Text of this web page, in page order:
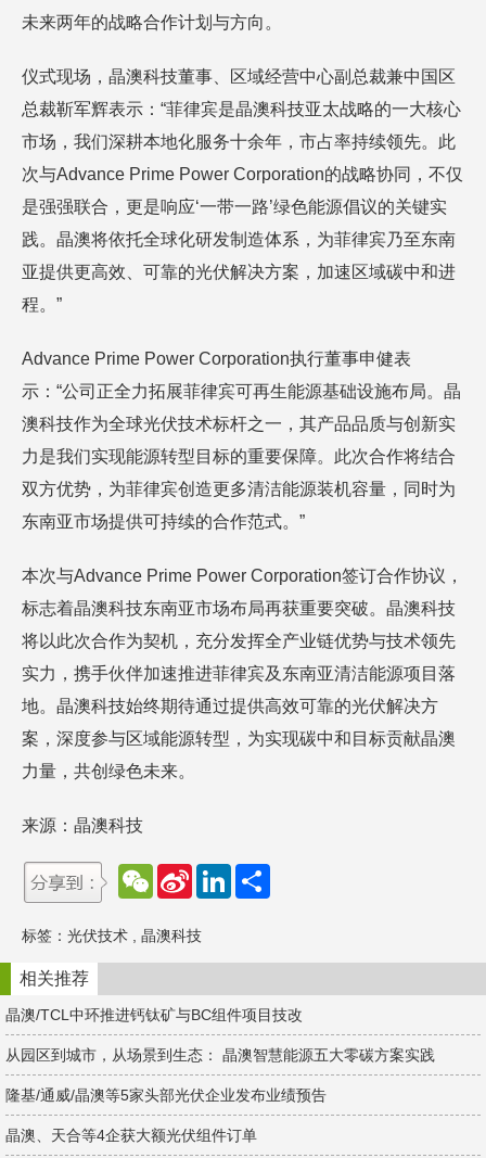
未来两年的战略合作计划与方向。
仪式现场，晶澳科技董事、区域经营中心副总裁兼中国区
总裁靳军辉表示：“菲律宾是晶澳科技亚太战略的一大核心
市场，我们深耕本地化服务十余年，市占率持续领先。此
次与Advance Prime Power Corporation的战略协同，不仅
是强强联合，更是响应‘一带一路’绿色能源倡议的关键实
践。晶澳将依托全球化研发制造体系，为菲律宾乃至东南
亚提供更高效、可靠的光伏解决方案，加速区域碳中和进
程。”
Advance Prime Power Corporation执行董事申健表
示：“公司正全力拓展菲律宾可再生能源基础设施布局。晶
澳科技作为全球光伏技术标杆之一，其产品品质与创新实
力是我们实现能源转型目标的重要保障。此次合作将结合
双方优势，为菲律宾创造更多清洁能源装机容量，同时为
东南亚市场提供可持续的合作范式。”
本次与Advance Prime Power Corporation签订合作协议，
标志着晶澳科技东南亚市场布局再获重要突破。晶澳科技
将以此次合作为契机，充分发挥全产业链优势与技术领先
实力，携手伙伴加速推进菲律宾及东南亚清洁能源项目落
地。晶澳科技始终期待通过提供高效可靠的光伏解决方
案，深度参与区域能源转型，为实现碳中和目标贡献晶澳
力量，共创绿色未来。
来源：晶澳科技
W
e
a
t
S
a
W
e
b
o
L
d
n
标签： 光伏技术 晶澳科技
相关推荐
晶澳/TCL中环推进钙钛矿与BC组件项目技改
从园区到城市，从场景到生态： 晶澳智慧能源五大零碳方案实践
隆基/通威/晶澳等5家头部光伏企业发布业绩预告
晶澳、天合等4企获大额光伏组件订单